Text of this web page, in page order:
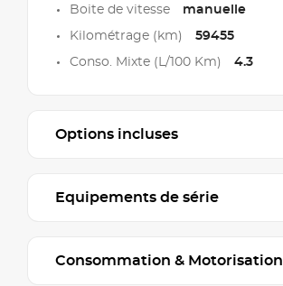
Boite de vitesse manuelle
Kilométrage (km) 59455
Conso. Mixte (L/100 Km) 4.3
Options incluses
Equipements de série
Consommation & Motorisation